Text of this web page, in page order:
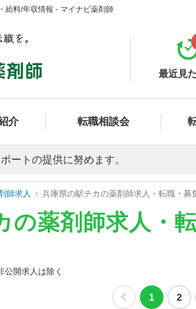
給料/年収情報 - マイナビ薬剤師
最近見
介 転職相談会
ートの提供に努めます。
師求人 兵庫県の駅チカの薬剤師求人・転職・募
の薬剤師求人・
公開求人は除く
1 2